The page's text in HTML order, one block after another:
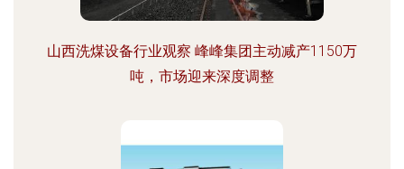
山西洗煤设备行业观察 峰峰集团主动减产1150万
吨，市场迎来深度调整